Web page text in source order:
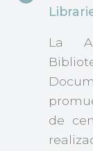
La
de